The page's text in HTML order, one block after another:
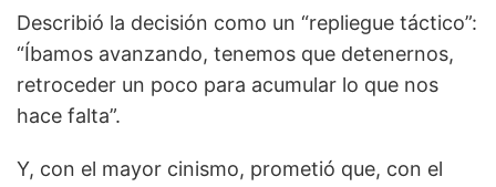
Describió la decisión como un “repliegue táctico”:
“Íbamos avanzando, tenemos que detenernos,
retroceder un poco para acumular lo que nos
hace falta”.
Y, con el mayor cinismo, prometió que, con el